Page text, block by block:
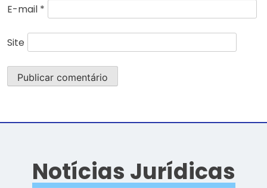
E-mail *
Site
Notícias Jurídicas